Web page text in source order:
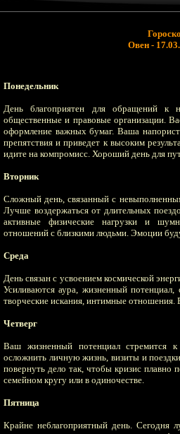
Овен -
Понедельник
День благоприятен для обращений к
общественные и правовые организации.
оформление важных бумаг. Ваша
препятствия и приведет к высоким
идите на компромисс. Хороший день для
Вторник
Сложный день, связанный с
Лучше воздержаться от длительных
активные физические нагрузки и
отношений с близкими людьми. Эмоции
Среда
День связан с усвоением космической
Усиливаются аура, жизненный потенциал,
творческие искания, интимные
Четверг
Ваш жизненный потенциал стремится
осложнить личную жизнь, визиты и
повернуть дело так, чтобы кризис плавно
семейном кругу или в одиночестве.
Пятница
Крайне неблагоприятный день. Сегодня